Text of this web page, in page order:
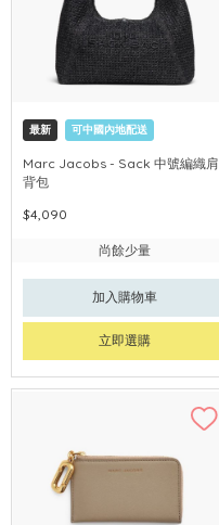
最新 可中國內地配送
Marc Jacobs - Sack 中號編織肩
背包
$4,090
尚餘少量
加入購物車
立即選購